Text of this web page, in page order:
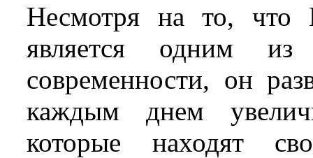
Несмотря на то, что
является одним
современности, он
каждым днем
которые находят